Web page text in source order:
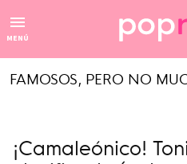
MENÚ
FAMOSOS, PERO NO
¡Camaleónico!